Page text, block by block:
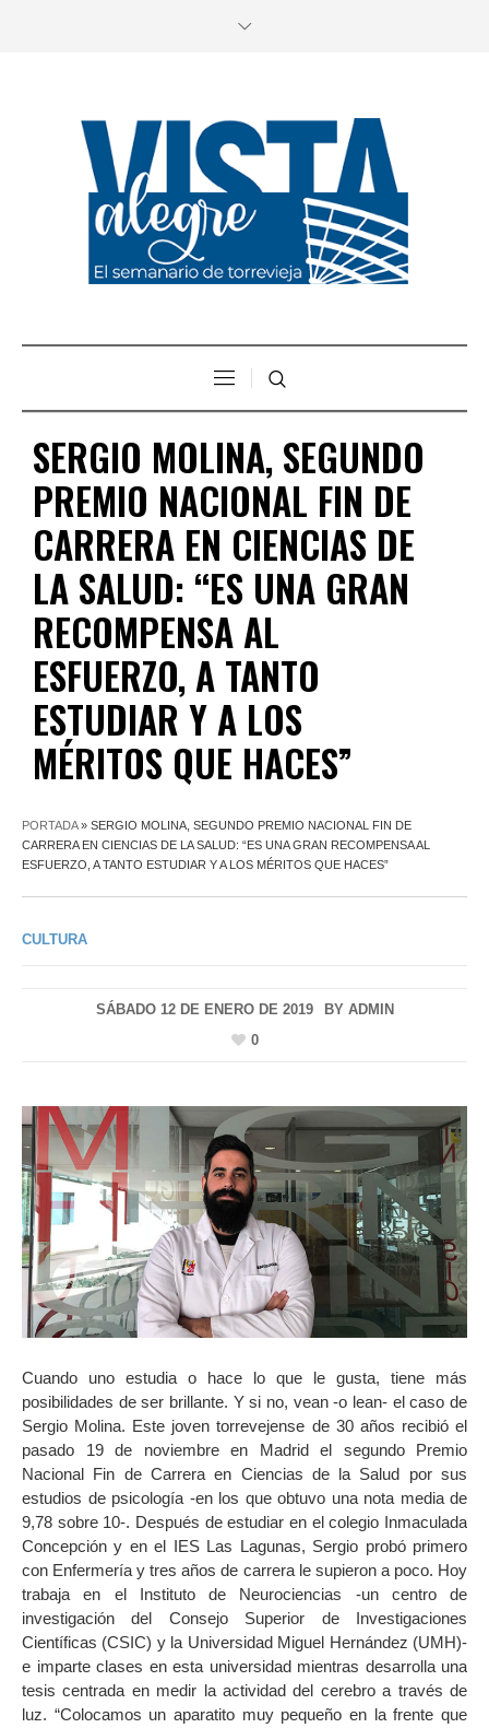
SERGIO MOLINA, SEGUNDO
PREMIO NACIONAL FIN DE
CARRERA EN CIENCIAS DE
LA SALUD: “ES UNA GRAN
RECOMPENSA AL
ESFUERZO, A TANTO
ESTUDIAR Y A LOS
MÉRITOS QUE HACES”
PORTADA» SERGIO MOLINA, SEGUNDO PREMIO NACIONAL FIN DE
CARRERA EN CIENCIAS DE LA SALUD: “ES UNA GRAN RECOMPENSA AL
ESFUERZO, A TANTO ESTUDIAR Y A LOS MÉRITOS QUE HACES”
CULTURA
SÁBADO 12 DE ENERO DE 2019 BY ADMIN
0
Cuando uno estudia o hace lo que le gusta, tiene más
posibilidades de ser brillante. Y si no, vean -o lean- el caso de
Sergio Molina. Este joven torrevejense de 30 años recibió el
pasado 19 de noviembre en Madrid el segundo Premio
Nacional Fin de Carrera en Ciencias de la Salud por sus
estudios de psicología -en los que obtuvo una nota media de
9,78 sobre 10-. Después de estudiar en el colegio Inmaculada
Concepción y en el IES Las Lagunas, Sergio probó primero
con Enfermería y tres años de carrera le supieron a poco. Hoy
trabaja en el Instituto de Neurociencias -un centro de
investigación del Consejo Superior de Investigaciones
Científicas (CSIC) y la Universidad Miguel Hernández (UMH)-
e imparte clases en esta universidad mientras desarrolla una
tesis centrada en medir la actividad del cerebro a través de
luz. “Colocamos un aparatito muy pequeño en la frente que